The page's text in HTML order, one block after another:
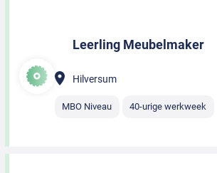
Leerling Meubelmaker
Hilversum
MBO Niveau 40-urige werkweek